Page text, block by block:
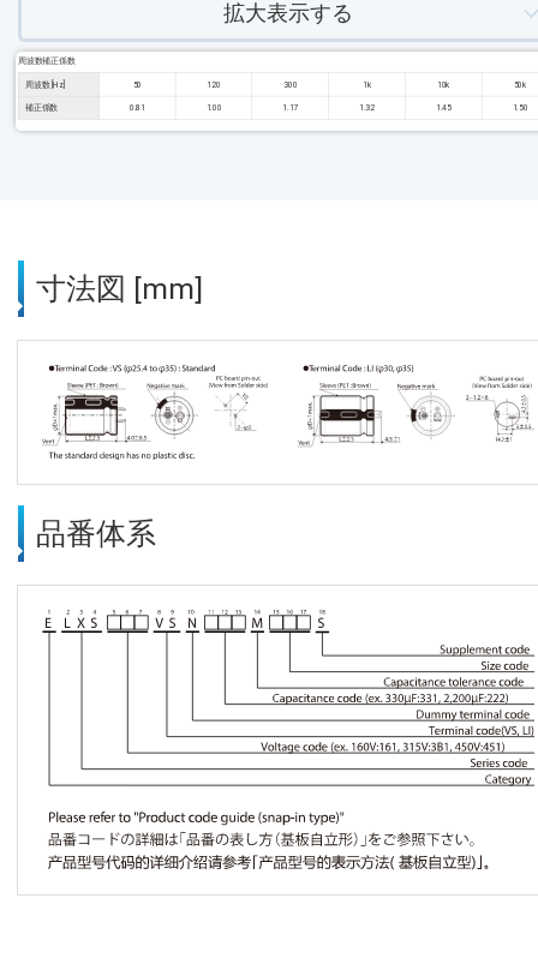
拡大表示する
周波数補正係数
周波数 [Hz] 50 120 300 1k 10k 50k
補正係数 0.81 1.00 1.17 1.32 1.45 1.50
寸法図 [mm]
品番体系